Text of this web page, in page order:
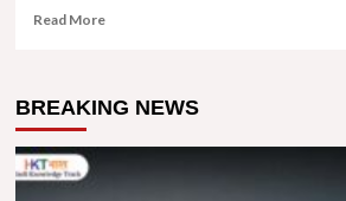
Read MoreRead
बड़े
और
BREAKING NEWS